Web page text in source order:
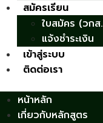
สมัครเรียน
ใบสมัคร (วกส
แจ้งชำระเงิน
เข้าสู่ระบบ
ติดต่อเรา
หน้าหลัก
เกี่ยวกับหลักสูตร